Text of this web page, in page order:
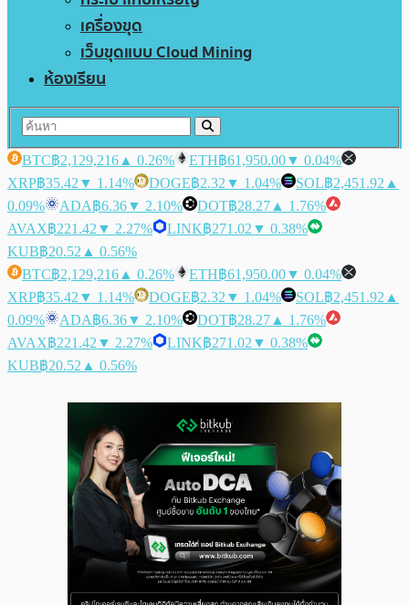
เครื่องขุด
เว็บขุดแบบ Cloud Mining
ห้องเรียน
BTC฿2,129,216 ▲ 0.26% ETH฿61,950.00▼ 0.04%
XRP฿35.42 ▼ 1.14% DOGE฿2.32 ▼ 1.04% SOL฿2,451.92 ▲
0.09%
ADA฿6.36▼ 2.10% DOT฿28.27 ▲ 1.76%
AVAX฿221.42 ▼ 2.27% LINK฿271.02 ▼ 0.38%
KUB฿20.52 ▲ 0.56%
BTC฿2,129,216 ▲ 0.26% ETH฿61,950.00▼ 0.04%
XRP฿35.42 ▼ 1.14% DOGE฿2.32 ▼ 1.04% SOL฿2,451.92 ▲
0.09%
ADA฿6.36▼ 2.10% DOT฿28.27 ▲ 1.76%
AVAX฿221.42 ▼ 2.27% LINK฿271.02 ▼ 0.38%
KUB฿20.52 ▲ 0.56%